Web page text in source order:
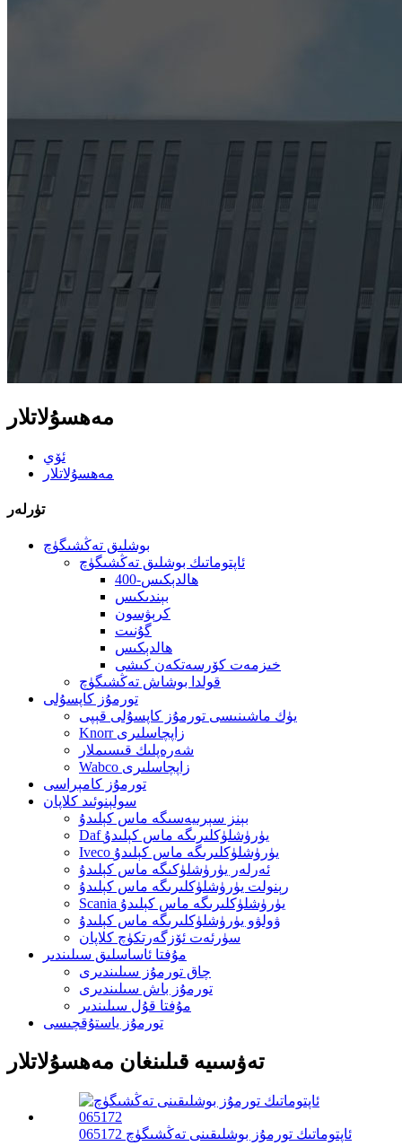
مەھسۇلاتلار
ئۆي
مەھسۇلاتلار
تۈرلەر
بوشلىق تەڭشىگۈچ
ئاپتوماتىك بوشلىق تەڭشىگۈچ
400-ھالدېكىس
بېندىكىس
كرېۋسون
گۇنىت
ھالدېكىس
خىزمەت كۆرسەتكەن كىشى
قولدا بوشاش تەڭشىگۈچ
تورمۇز كاپسۇلى
يۈك ماشىنىسى تورمۇز كاپسۇلى قېپى
Knorr زاپچاسلىرى
شەرەپلىك قىسىملار
Wabco زاپچاسلىرى
تورمۇز كامېراسى
سولېنوئىد كلاپان
بېنز سېرىيەسىگە ماس كېلىدۇ
Daf يۈرۈشلۈكلىرىگە ماس كېلىدۇ
Iveco يۈرۈشلۈكلىرىگە ماس كېلىدۇ
ئەرلەر يۈرۈشلۈكىگە ماس كېلىدۇ
رېنولت يۈرۈشلۈكلىرىگە ماس كېلىدۇ
Scania يۈرۈشلۈكلىرىگە ماس كېلىدۇ
ۋولۋو يۈرۈشلۈكلىرىگە ماس كېلىدۇ
سۈرئەت ئۆزگەرتكۈچ كلاپان
مۇفتا ئاساسلىق سىلىندىر
چاق تورمۇز سىلىندىرى
تورمۇز باش سىلىندىرى
مۇفتا قۇل سىلىندىر
تورمۇز ياستۇقچىسى
تەۋسىيە قىلىنغان مەھسۇلاتلار
ئاپتوماتىك تورمۇز بوشلىقىنى تەڭشىگۈچ 065172